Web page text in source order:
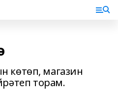
көтөп, магазин
торам.